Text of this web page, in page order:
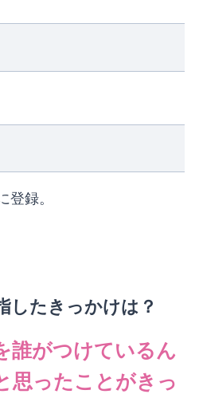
登録。
したきっかけは？
誰がつけているん
思ったことがきっ